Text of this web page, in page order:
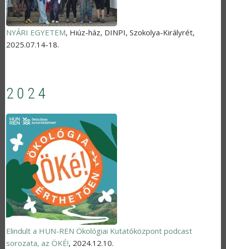
NYÁRI EGYETEM, Hiúz-ház, DINPI, Szokolya-Királyrét,
2025.07.14-18.
2024
Elindult a HUN-REN Ökológiai Kutatóközpont podcast
sorozata, az ÖKÉ!, 2024.12.10.